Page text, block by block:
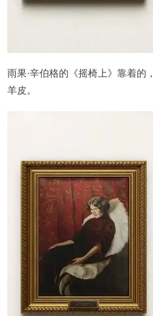
雨果·辛伯格的《摇椅上》靠着的
羊皮。